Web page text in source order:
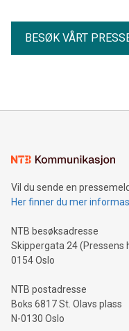
BESØK VÅRT
Vil du sende en
Her finner du mer
NTB besøksadresse
Skippergata 24 (Pressens
0154 Oslo
NTB postadresse
Boks 6817 St. Olavs plass
N-0130 Oslo